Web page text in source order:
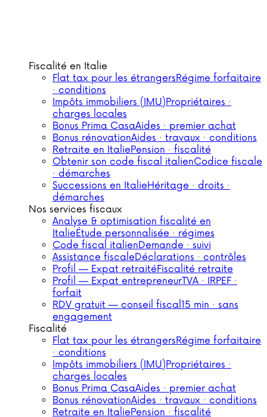
Fiscalité en Italie
Flat tax pour les étrangersRégime forfaitaire
· conditions
Impôts immobiliers (IMU)Propriétaires ·
charges locales
Bonus Prima CasaAides · premier achat
Bonus rénovationAides · travaux · conditions
Retraite en ItaliePension · fiscalité
Obtenir son code fiscal italienCodice fiscale
· démarches
Successions en ItalieHéritage · droits ·
démarches
Nos services fiscaux
Analyse & optimisation fiscalité en
ItalieÉtude personnalisée · régimes
Code fiscal italienDemande · suivi
Assistance fiscaleDéclarations · contrôles
Profil — Expat retraitéFiscalité retraite
Profil — Expat entrepreneurTVA · IRPEF ·
forfait
RDV gratuit — conseil fiscal15 min · sans
engagement
Fiscalité
Flat tax pour les étrangersRégime forfaitaire
· conditions
Impôts immobiliers (IMU)Propriétaires ·
charges locales
Bonus Prima CasaAides · premier achat
Bonus rénovationAides · travaux · conditions
Retraite en ItaliePension · fiscalité